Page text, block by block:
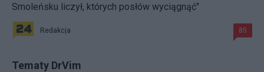
Smoleńsku liczył, których posłów wyciągnąć"
Redakcja 85
Tematy DrVim